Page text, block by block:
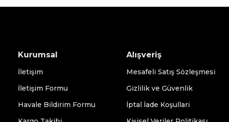
Kurumsal
İletişim
İletişim Formu
Havale Bildirim Formu
Alışveriş
Mesafeli Satış Sözleşmesi
Gizlilik ve Güvenlik
İptal İade Koşullari